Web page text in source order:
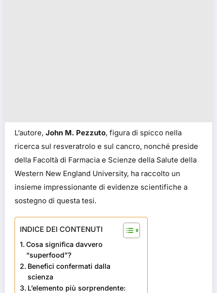
L’autore, John M. Pezzuto, figura di spicco nella
ricerca sul resveratrolo e sul cancro, nonché preside
della Facoltà di Farmacia e Scienze della Salute della
Western New England University, ha raccolto un
insieme impressionante di evidenze scientifiche a
sostegno di questa tesi.
INDICE DEI CONTENUTI
Cosa significa davvero
“superfood”?
Benefici confermati dalla
scienza
L’elemento più sorprendente: